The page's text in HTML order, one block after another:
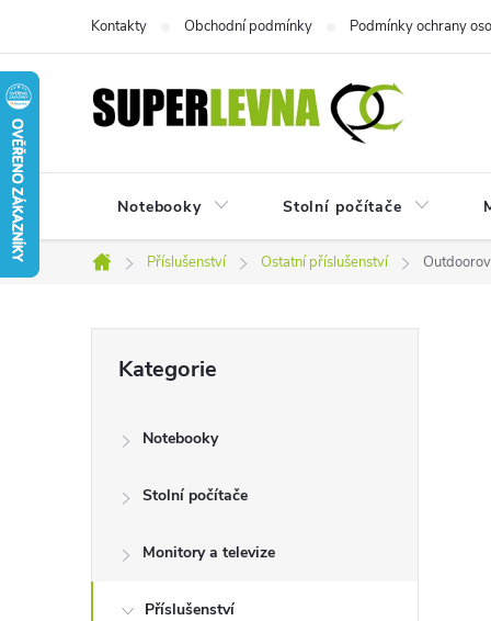
obsah
Kontakty Obchodní podmínky Podmínky ochrany
Notebooky Stolní počítače
Domů
Příslušenství Ostatní příslušenství
r
kategorie
Kategorie
Notebooky
Stolní počítače
Monitory a televize
Příslušenství